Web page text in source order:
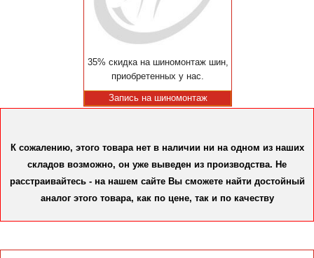
35% скидка на шиномонтаж шин,
приобретенных у нас.
Запись на шиномонтаж
К сожалению, этого товара нет в наличии ни на одном из наших
складов возможно, он уже выведен из производства. Не
расстраивайтесь - на нашем сайте Вы сможете найти достойный
аналог этого товара, как по цене, так и по качеству